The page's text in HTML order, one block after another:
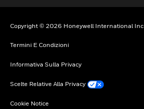
Copyright © 2026 Honeywell International Inc
Termini E Condizioni
Informativa Sulla Privacy
Scelte Relative Alla Privacy
Cookie Notice